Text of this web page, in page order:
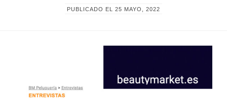
PUBLICADO EL 25 MAYO, 2022